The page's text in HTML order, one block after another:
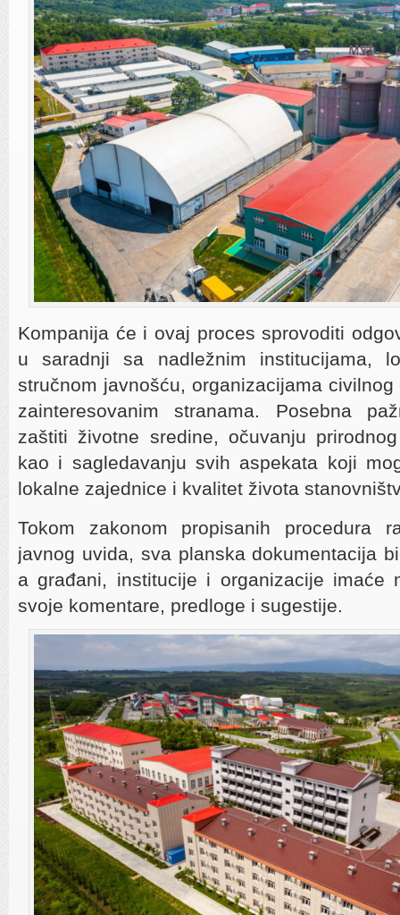
Kompanija će i ovaj proces sprovoditi
u saradnji sa nadležnim institucijama,
stručnom javnošću, organizacijama
zainteresovanim stranama. Posebna
zaštiti životne sredine, očuvanju
kao i sagledavanju svih aspekata koji
lokalne zajednice i kvalitet života
Tokom zakonom propisanih procedura
javnog uvida, sva planska dokumentacija
a građani, institucije i organizacije imaće
svoje komentare, predloge i sugestije.